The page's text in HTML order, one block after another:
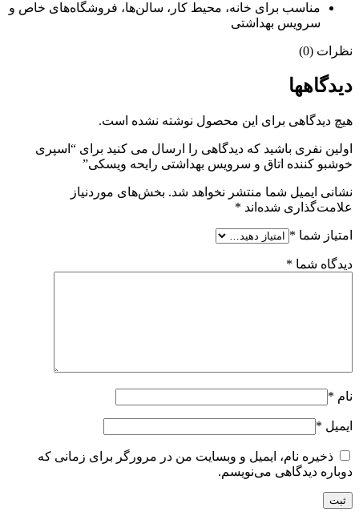
مناسب برای خانه، محیط کار، سالن‌ها، فروشگاه‌های خاص و
سرویس بهداشتی
نظرات (0)
دیدگاهها
هیچ دیدگاهی برای این محصول نوشته نشده است.
اولین نفری باشید که دیدگاهی را ارسال می کنید برای “اسپری
خوشبو کننده اتاق و سرویس بهداشتی رایحه ویسکی”
نشانی ایمیل شما منتشر نخواهد شد. بخش‌های موردنیاز
علامت‌گذاری شده‌اند *
امتیاز شما *
دیدگاه شما *
نام *
ایمیل *
ذخیره نام، ایمیل و وبسایت من در مرورگر برای زمانی که
دوباره دیدگاهی می‌نویسم.